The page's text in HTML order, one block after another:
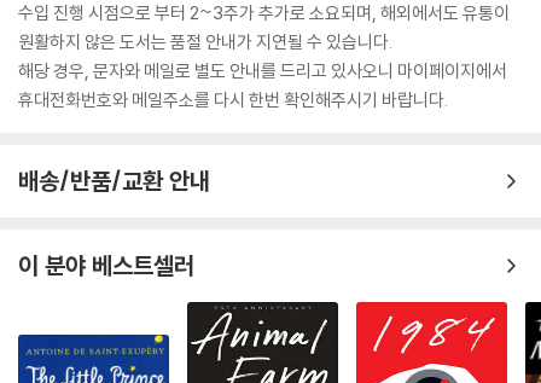
수입 진행 시점으로 부터 2~3주가 추가로 소요되며, 해외에서도 유통이
원활하지 않은 도서는 품절 안내가 지연될 수 있습니다.
해당 경우, 문자와 메일로 별도 안내를 드리고 있사오니 마이페이지에서
휴대전화번호와 메일주소를 다시 한번 확인해주시기 바랍니다.
배송/반품/교환 안내
이 분야 베스트셀러